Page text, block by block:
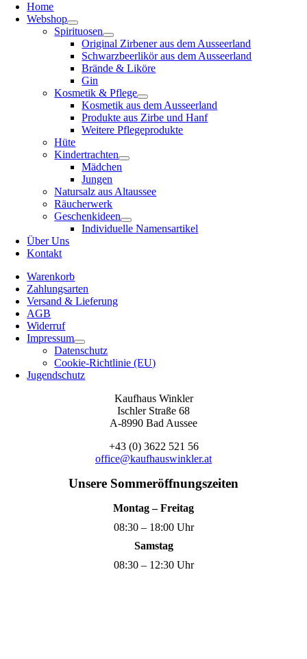
Home
Webshop
Spirituosen
Original Zirbener aus dem Ausseerland
Schwarzbeerlikör aus dem Ausseerland
Brände & Liköre
Gin
Kosmetik & Pflege
Kosmetik aus dem Ausseerland
Produkte aus Zirbe und Hanf
Weitere Pflegeprodukte
Hüte
Kindertrachten
Mädchen
Jungen
Natursalz aus Altaussee
Räucherwerk
Geschenkideen
Individuelle Namensartikel
Über Uns
Kontakt
Warenkorb
Zahlungsarten
Versand & Lieferung
AGB
Widerruf
Impressum
Datenschutz
Cookie-Richtlinie (EU)
Jugendschutz
Kaufhaus Winkler
Ischler Straße 68
A-8990 Bad Aussee
+43 (0) 3622 521 56
office@kaufhauswinkler.at
Unsere Sommeröffnungszeiten
Montag – Freitag
08:30 – 18:00 Uhr
Samstag
08:30 – 12:30 Uhr